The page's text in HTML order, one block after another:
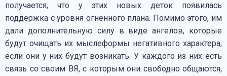
получается, что у этих новых деток появилась
поддержка с уровня огненного плана. Помимо этого, им
дали дополнительную силу в виде ангелов, которые
будут очищать их мыслеформы негативного характера,
если они у них будут возникать. У каждого из них есть
связь со своим ВЯ, с которым они свободно общаются,